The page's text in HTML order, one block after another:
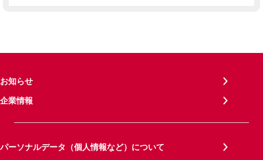
お知らせ
企業情報
パーソナルデータ（個人情報など）について